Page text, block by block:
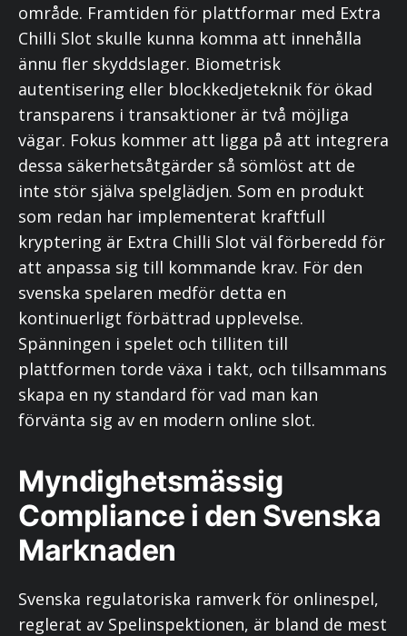
område. Framtiden för plattformar med Extra
Chilli Slot skulle kunna komma att innehålla
ännu fler skyddslager. Biometrisk
autentisering eller blockkedjeteknik för ökad
transparens i transaktioner är två möjliga
vägar. Fokus kommer att ligga på att integrera
dessa säkerhetsåtgärder så sömlöst att de
inte stör själva spelglädjen. Som en produkt
som redan har implementerat kraftfull
kryptering är Extra Chilli Slot väl förberedd för
att anpassa sig till kommande krav. För den
svenska spelaren medför detta en
kontinuerligt förbättrad upplevelse.
Spänningen i spelet och tilliten till
plattformen torde växa i takt, och tillsammans
skapa en ny standard för vad man kan
förvänta sig av en modern online slot.
Myndighetsmässig
Compliance i den Svenska
Marknaden
Svenska regulatoriska ramverk för onlinespel,
reglerat av Spelinspektionen, är bland de mest